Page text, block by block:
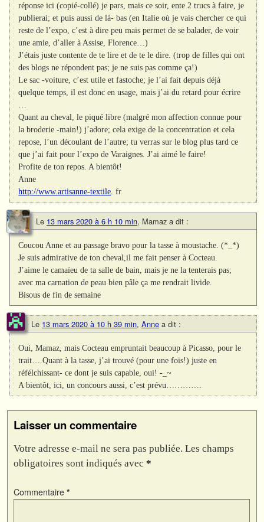
réponse ici (copié-collé) je pars, mais ce soir, ente 2 trucs à faire, je
publierai; et puis aussi de là- bas (en Italie où je vais chercher ce qui
reste de l’expo, c’est à dire peu mais permet de se balader, de voir
une amie, d’aller à Assise, Florence…)
J’étais juste contente de te lire et de te le dire. (trop de filles qui ont
des blogs ne répondent pas; je ne suis pas comme ça!)
Le sac -voiture, c’est utile et fastoche; je l’ai fait depuis déjà
quelque temps, il est donc en usage, mais j’ai du retard pour écrire
…
Quant au cheval, le piqué libre (malgré mon affection connue pour
la broderie -main!) j’adore; cela exige de la concentration et cela
repose, l’un découlant de l’autre; tu verras sur le blog plus tard ce
que j’ai fait pour l’expo de Varaignes. J’ai aimé le faire!
Profite de ton repos. A bientôt!
Anne
http://www.artisanne-textile. fr
Le 13 mars 2020 à 6 h 10 min, Mamaz a dit :
Coucou Anne et au passage bravo pour la tasse à moustache. (*_*)
Je suis admirative de ton cheval,il me fait penser à Cocteau.
J’aime le camaïeu de ta salle de bain, mais je ne la tenterais pas;
avec ma carnation de peau bien pâle ça me rendrait livide.
Bisous de fin de semaine
Le 13 mars 2020 à 10 h 39 min, Anne a dit :
Oui, Mamaz, mais Cocteau empruntait beaucoup à Picasso, pour le
trait….Quant à la tasse, j’ai trouvé (pour une fois!) juste en
réfélchissant- ce dont je suis capable, oui! -_~
A bientôt, ici, un concours aussi, c’est prévu………….
Laisser un commentaire
Votre adresse e-mail ne sera pas publiée. Les champs
obligatoires sont indiqués avec *
Commentaire *